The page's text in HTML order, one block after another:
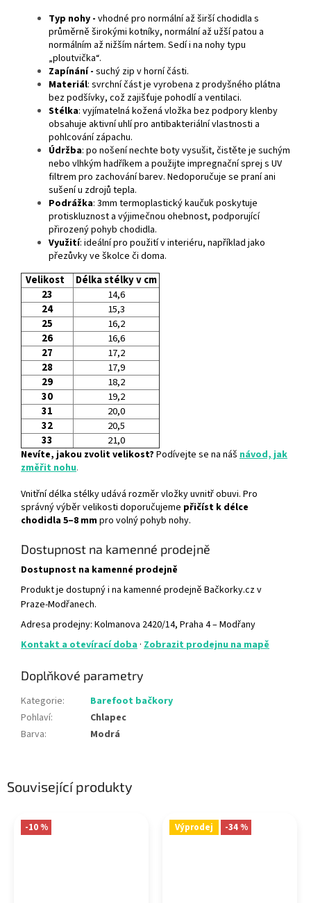
Související produkty
-10 % Výprodej -34 %
Typ nohy - vhodné pro normální až širší chodidla s
průměrně širokými kotníky, normální až užší patou a
normálním až nižším nártem. Sedí i na nohy typu
„ploutvička“.
Zapínání - suchý zip v horní části.
Materiál: svrchní část je vyrobena z prodyšného plátna
bez podšívky, což zajišťuje pohodlí a ventilaci.
Stélka: vyjímatelná kožená vložka bez podpory klenby
obsahuje aktivní uhlí pro antibakteriální vlastnosti a
pohlcování zápachu.
Údržba: po nošení nechte boty vysušit, čistěte je suchým
nebo vlhkým hadříkem a použijte impregnační sprej s UV
filtrem pro zachování barev. Nedoporučuje se praní ani
sušení u zdrojů tepla.
Podrážka: 3mm termoplastický kaučuk poskytuje
protiskluznost a výjimečnou ohebnost, podporující
přirozený pohyb chodidla.
Využití: ideální pro použití v interiéru, například jako
přezůvky ve školce či doma.
Velikost
Délka stélky v cm
23
14,6
24
15,3
25
16,2
26
16,6
27
17,2
28
17,9
29
18,2
30
19,2
31
20,0
32
20,5
33
21,0
Nevíte, jakou zvolit velikost? Podívejte se na náš návod, jak
změřit nohu.
Vnitřní délka stélky udává rozměr vložky uvnitř obuvi. Pro
správný výběr velikosti doporučujeme přičíst k délce
chodidla 5–8 mmpro volný pohyb nohy.
Dostupnost na kamenné prodejně
Dostupnost na kamenné prodejně
Produkt je dostupný i na kamenné prodejně Bačkorky.cz v
Praze-Modřanech.
Adresa prodejny: Kolmanova 2420/14, Praha 4 – Modřany
Kontakt a otevírací doba · Zobrazit prodejnu na mapě
Doplňkové parametry
Kategorie:
Barefoot bačkory
Pohlaví:
Chlapec
Barva: Modrá